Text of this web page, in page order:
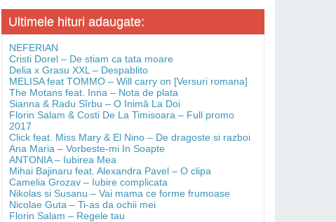
Ultimele hituri adaugate:
NEFERIAN
Cristi Dorel – De stiam ca tata moare
Delia x Grasu XXL – Despablito
MELISA feat TOMMO – Will carry on [Versuri romana]
The Motans feat. Inna – Nota de plata
Sianna & Radu Sîrbu – O Inimă La Doi
Florin Salam & Costi De La Timisoara – Full promo
2017
Click feat. Miss Mary & El Nino – De dragoste si razboi
Ana Maria – Vorbeste-mi In Soapte
ANTONIA – Iubirea Mea
Mihai Bajinaru feat. Alexandra Pavel – O clipa
Camelia Grozav – Iubire complicata
Nikolas si Susanu – Vai mama ce forme frumoase
Nicolae Guta – Ti-as da ochii mei
Florin Salam – Regele tau